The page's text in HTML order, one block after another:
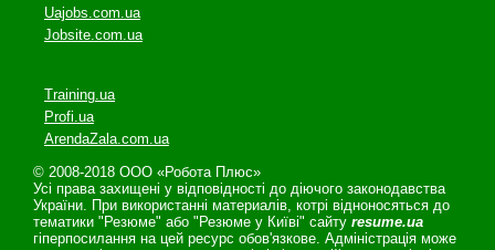
Uajobs.com.ua
Jobsite.com.ua
Training.ua
Profi.ua
ArendaZala.com.ua
© 2008-2018 ООО «Робота Плюс»
Усі права захищені у відповідності до діючого законодавства
України. При використанні материалів, котрі відноносяться до
тематики "Резюме" або "Резюме у Київі" сайту resume.ua
гіперпосилання на цей ресурс обов'язкове. Адміністрація може